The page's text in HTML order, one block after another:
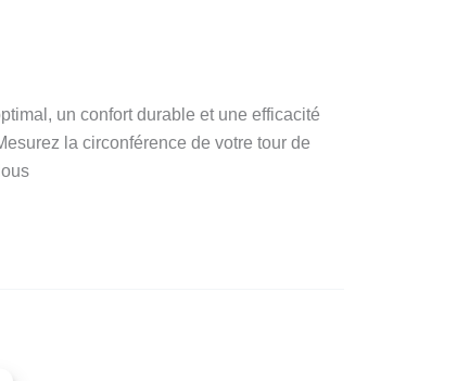
un confort durable et une efficacité
la circonférence de votre tour de